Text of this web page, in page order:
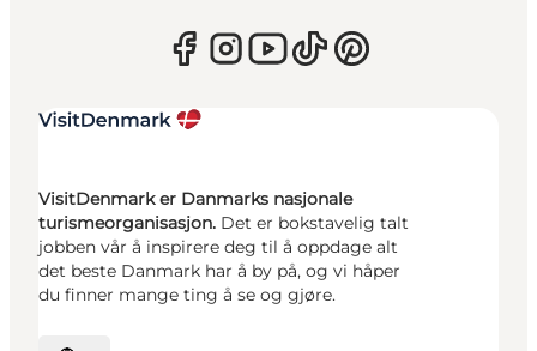
VisitDenmark er Danmarks nasjonale
turismeorganisasjon. Det er bokstavelig talt
jobben vår å inspirere deg til å oppdage alt
det beste Danmark har å by på, og vi håper
du finner mange ting å se og gjøre.